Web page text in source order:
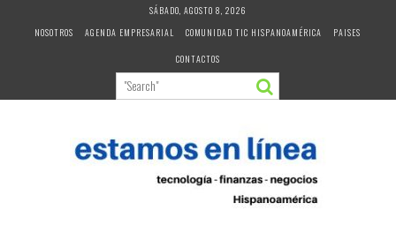
SÁBADO, AGOSTO 8, 2026
NOSOTROS
AGENDA EMPRESARIAL COMUNIDAD TIC HISPANOAMÉRICA
PAISES
CONTACTOS